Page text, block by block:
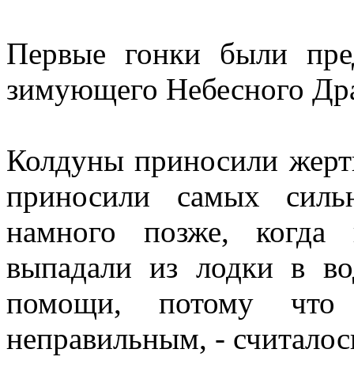
Первые гонки были
зимующего Небесного
Колдуны приносили
приносили самых
намного позже, когда
выпадали из лодки в
помощи, потому
неправильным, -